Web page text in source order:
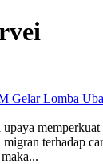
Gelar Lomba
terhadap